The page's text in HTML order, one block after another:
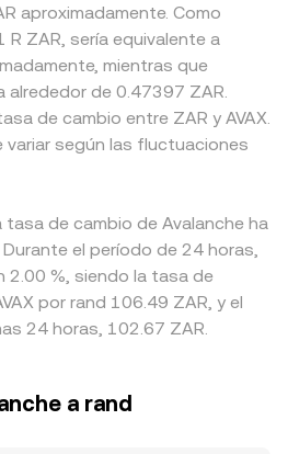
aproximadamente. Como
ZAR, sería equivalente a
mientras que
alrededor de 0.47397 ZAR.
de cambio entre ZAR y AVAX.
según las fluctuaciones
tasa de cambio de Avalanche ha
el período de 24 horas,
2.00 %, siendo la tasa de
por rand 106.49 ZAR, y el
24 horas, 102.67 ZAR.
a rand